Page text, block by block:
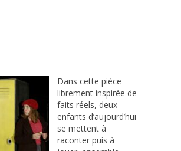
Dans cette pièce
librement inspirée de
faits réels, deux
enfants d’aujourd’hui
se mettent à
raconter puis à